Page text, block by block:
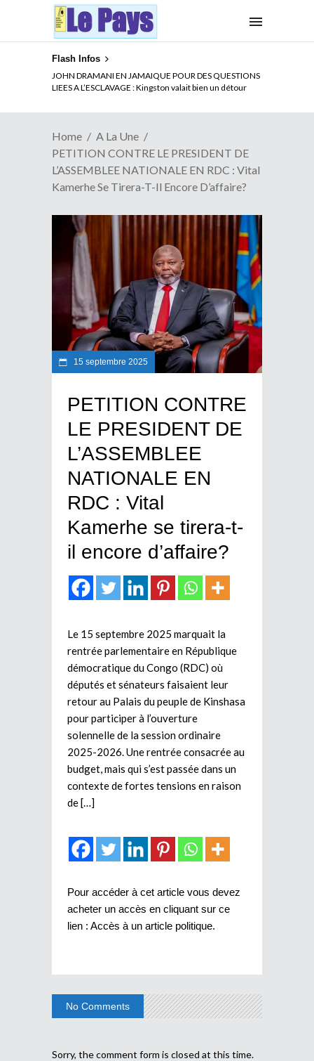
Flash Infos
JOHN DRAMANI EN JAMAIQUE POUR DES QUESTIONS
LIEES A L’ESCLAVAGE : Kingston valait bien un détour
Home
A La Une
PETITION CONTRE LE PRESIDENT DE
L’ASSEMBLEE NATIONALE EN RDC : Vital
Kamerhe Se Tirera-T-Il Encore D’affaire?
15 septembre 2025
PETITION CONTRE
LE PRESIDENT DE
L’ASSEMBLEE
NATIONALE EN
RDC : Vital
Kamerhe se tirera-t-
il encore d’affaire?
Le 15 septembre 2025 marquait la
rentrée parlementaire en République
démocratique du Congo (RDC) où
députés et sénateurs faisaient leur
retour au Palais du peuple de Kinshasa
pour participer à l’ouverture
solennelle de la session ordinaire
2025-2026. Une rentrée consacrée au
budget, mais qui s’est passée dans un
contexte de fortes tensions en raison
de […]
Pour accéder à cet article vous devez
acheter un accès en cliquant sur ce
lien : Accès à un article politique.
No Comments
Sorry, the comment form is closed at this time.